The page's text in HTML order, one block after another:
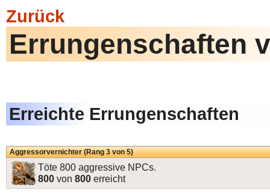
Zurück
Errungenschaften
Erreichte Errungenschaften
Aggressorvernichter (Rang 3 von 5)
Töte 800 aggressive NPCs.
800 von 800 erreicht